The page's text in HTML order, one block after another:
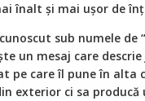
înalt şi mai uşor de
sub numele de
un mesaj care
pe care îl pune în alta
exterior ci sa